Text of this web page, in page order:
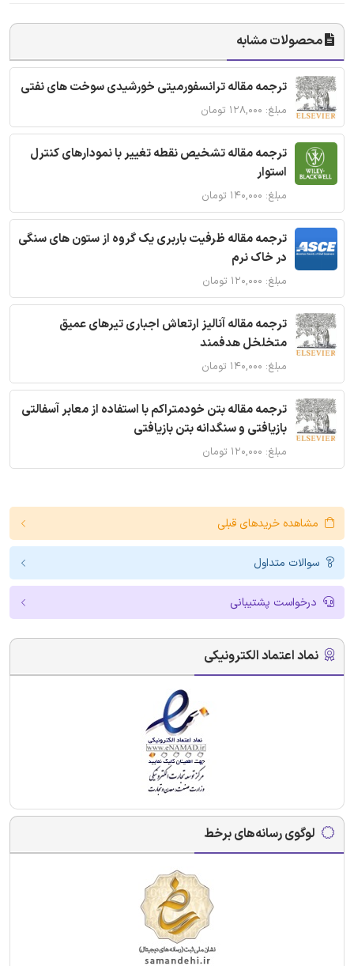
محصولات مشابه
ترجمه مقاله ترانسفورمیتی خورشیدی سوخت های نفتی
مبلغ: ۱۲۸,۰۰۰ تومان
ترجمه مقاله تشخیص نقطه تغییر با نمودارهای کنترل
استوار
مبلغ: ۱۴۰,۰۰۰ تومان
ترجمه مقاله ظرفیت باربری یک گروه از ستون های سنگی
در خاک نرم
مبلغ: ۱۲۰,۰۰۰ تومان
ترجمه مقاله آنالیز ارتعاش اجباری تیرهای عمیق
متخلخل هدفمند
مبلغ: ۱۴۰,۰۰۰ تومان
ترجمه مقاله بتن خودمتراکم با استفاده از معابر آسفالتی
بازیافتی و سنگدانه بتن بازیافتی
مبلغ: ۱۲۰,۰۰۰ تومان
مشاهده خریدهای قبلی
سوالات متداول
درخواست پشتیبانی
نماد اعتماد الکترونیکی
لوگوی رسانه‌های برخط